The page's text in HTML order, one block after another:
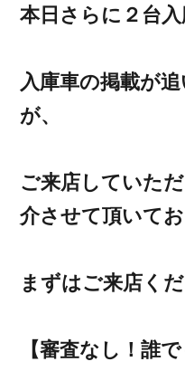
本日さらに２台入
入庫車の掲載が
が、
ご来店していた
介させて頂いてお
まずはご来店く
【審査なし！誰